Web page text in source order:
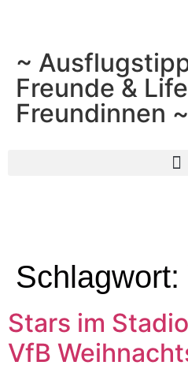
~
Freunde &
Freundinnen ~
Schlagwort:
Stars im
VfB